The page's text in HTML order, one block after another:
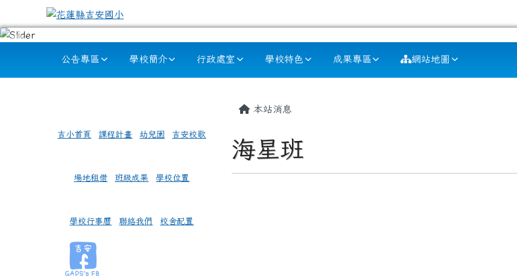
跳至主內容區
花蓮縣吉安國小
公告專區 學校簡介 行政處室 學校特色 成果專區 網站地圖
吉小首頁 課程計畫 幼兒園 吉安校歌
場地租借 班級成果 學校位置
學校行事曆 聯絡我們 校舍配置
主內容區域
本站消息
海星班